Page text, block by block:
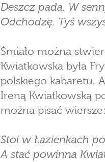
Deszcz pada. W
Odchodzę. Tyś
Śmiało można
Kwiatkowska była
polskiego kabaretu.
Ireną Kwiatkowską
można pisać wiersze:
Stoi w Łazienkach
A stać powinna